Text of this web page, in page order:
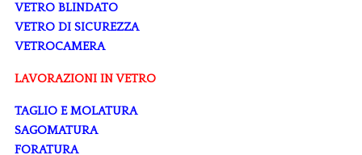
VETRO BLINDATO
VETRO DI SICUREZZA
VETROCAMERA
LAVORAZIONI IN VETRO
TAGLIO E MOLATURA
SAGOMATURA
FORATURA